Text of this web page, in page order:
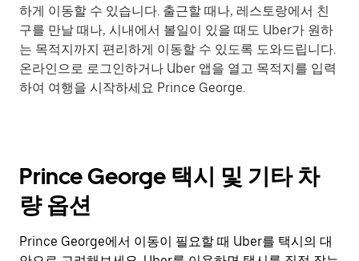
하게 이동할 수 있습니다. 출근할 때나, 레스토랑에서 친
구를 만날 때나, 시내에서 볼일이 있을 때도 Uber가 원하
는 목적지까지 편리하게 이동할 수 있도록 도와드립니다.
온라인으로 로그인하거나 Uber 앱을 열고 목적지를 입력
하여 여행을 시작하세요 Prince George.
Prince George 택시 및 기타 차
량 옵션
Prince George에서 이동이 필요할 때 Uber를 택시의 대